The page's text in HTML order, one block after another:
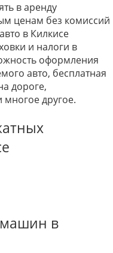
в аренду
ценам без комиссий
в Килкисе
и налоги в
оформления
авто, бесплатная
дороге,
другое.
в